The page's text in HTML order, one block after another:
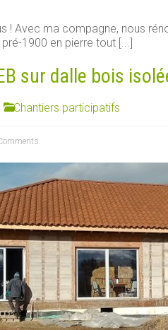
! Avec ma compagne, nous
1900 en pierre tout [...]
sur dalle bois
Chantiers participatifs